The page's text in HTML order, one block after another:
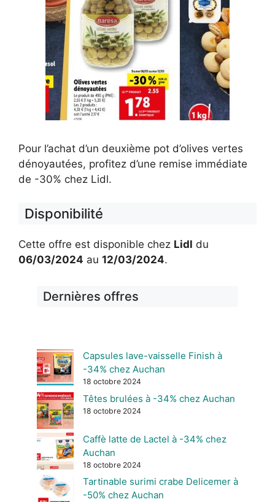
Pour l’achat d’un deuxième pot d’olives vertes
dénoyautées, profitez d’une remise immédiate
de -30% chez Lidl.
Disponibilité
Cette offre est disponible chez Lidl du
06/03/2024 au 12/03/2024.
Dernières offres
Capsules lave-vaisselle Finish à
-34% chez Auchan
18 octobre 2024
Têtes brulées à -34% chez Auchan
18 octobre 2024
Caffè latte de Lactel à -34% chez
Auchan
18 octobre 2024
Tartinable surimi crabe Delicemer à
-50% chez Auchan